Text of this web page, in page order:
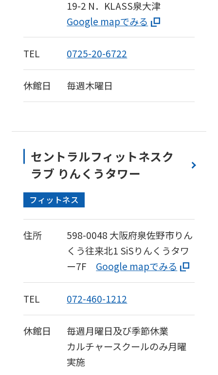
19-2 N．KLASS泉大津
Google mapでみる
TEL 0725-20-6722
休館日 毎週木曜日
セントラルフィットネスク
ラブ りんくうタワー
フィットネス
住所 598-0048 大阪府泉佐野市りん
くう往来北1 SiSりんくうタワ
ー7F
Google mapでみる
TEL 072-460-1212
休館日
毎週月曜日及び季節休業
カルチャースクールのみ月曜
実施